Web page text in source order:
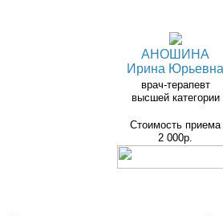
АНОШИНА
Ирина Юрьевна
врач-терапевт
высшей категории
Стоимость приема
2 000р.